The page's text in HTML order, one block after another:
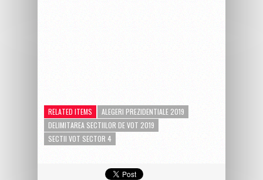
RELATED ITEMS
ALEGERI PREZIDENTIALE 2019
DELIMITAREA SECTIILOR DE VOT 2019
SECTII VOT SECTOR 4